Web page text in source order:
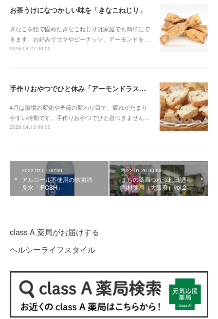
お茶うけになつかしい味を「きなこねじり」
きなこを飴で固めたきなこねじりは家庭でも簡単にで
きます。お好みでゴマやピーナッツ、アーモンドを…
2026.04.27 00:00
手作りおやつでひと休み「アーモンドラスク」
4月は環境の変化や季節の変わり目で、疲れがたまり
やすい時期です。手作りおやつでひと息つきません…
2026.04.13 00:00
2022.02.07 00:00
アルコール不使用の除菌消
臭水「iPOSH」
2022.01.26 00:00
まちの薬局つれづれ日記
岡村薬局（大阪府）vol.2
class A 薬局がお届けする
ヘルシーライフスタイル